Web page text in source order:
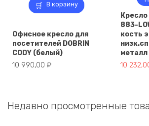
В корзину
Офисное кресло для
посетителей DOBRIN
CODY (белый)
10 990,00 ₽
883-
кость
металл
790,00 ₽.
10
Текущая
Недавно просмотренные